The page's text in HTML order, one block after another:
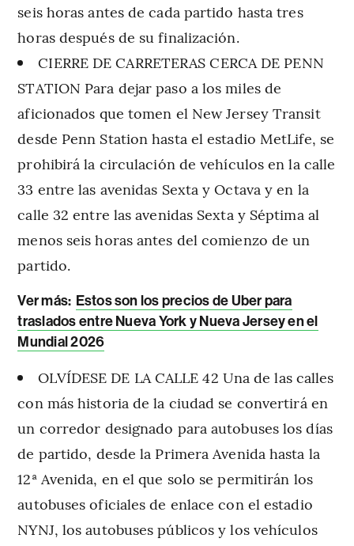
seis horas antes de cada partido hasta tres
horas después de su finalización.
CIERRE DE CARRETERAS CERCA DE PENN
STATION Para dejar paso a los miles de
aficionados que tomen el New Jersey Transit
desde Penn Station hasta el estadio MetLife, se
prohibirá la circulación de vehículos en la calle
33 entre las avenidas Sexta y Octava y en la
calle 32 entre las avenidas Sexta y Séptima al
menos seis horas antes del comienzo de un
partido.
Ver más: Estos son los precios de Uber para
traslados entre Nueva York y Nueva Jersey en el
Mundial 2026
OLVÍDESE DE LA CALLE 42 Una de las calles
con más historia de la ciudad se convertirá en
un corredor designado para autobuses los días
de partido, desde la Primera Avenida hasta la
12ª Avenida, en el que solo se permitirán los
autobuses oficiales de enlace con el estadio
NYNJ, los autobuses públicos y los vehículos